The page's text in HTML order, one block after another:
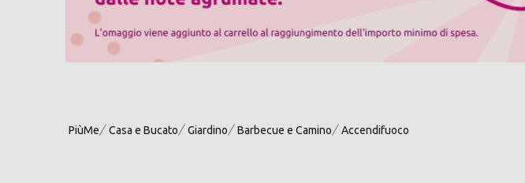
PiùMe Casa e Bucato Giardino Barbecue e Camino Accendifuoco